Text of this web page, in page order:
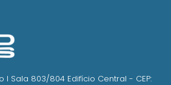
I Sala 803/804 Edifício Central - CEP: